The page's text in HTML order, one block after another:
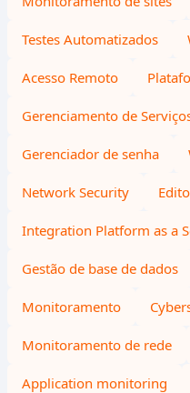
Testes Automatizados
Acesso Remoto
Gerenciamento de
Gerenciador de senha
Network Security
Integration Platform as a
Gestão de base de dados
Monitoramento
Monitoramento de rede
Application monitoring